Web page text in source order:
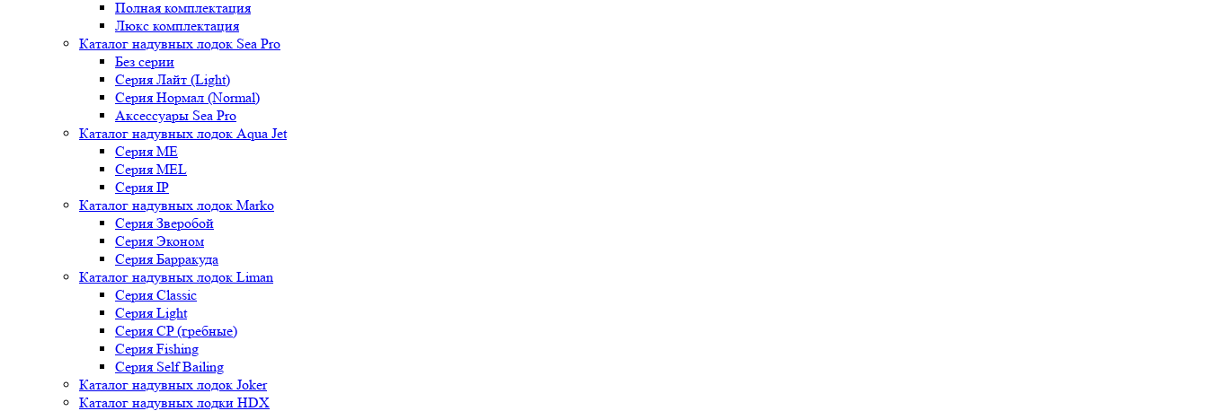
Полная комплектация
Люкс комплектация
Каталог надувных лодок Sea Pro
Без серии
Серия Лайт (Light)
Серия Нормал (Normal)
Аксессуары Sea Pro
Каталог надувных лодок Aqua Jet
Серия ME
Серия MEL
Серия IP
Каталог надувных лодок Marko
Серия Зверобой
Серия Эконом
Серия Барракуда
Каталог надувных лодок Liman
Серия Classic
Серия Light
Серия CP (гребные)
Серия Fishing
Серия Self Bailing
Каталог надувных лодок Joker
Каталог надувных лодки HDX